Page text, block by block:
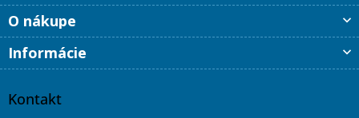
Z
ä
O nákupe
Informácie
Kontakt